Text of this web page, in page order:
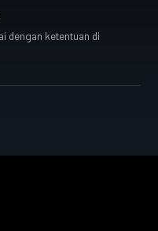
dengan ketentuan di